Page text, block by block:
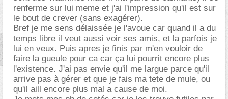
renferme sur lui meme et j'ai l'impression qu'il est sur
le bout de crever (sans exagérer).
Bref je me sens délaissée je l'avoue car quand il a du
temps libre il veut aussi voir ses amis, et la parfois je
lui en veux. Puis apres je finis par m'en vouloir de
faire la gueule pour ca car ça lui pourrit encore plus
l'existence. J'ai pas envie qu'il me largue parce qu'il
arrive pas à gérer et que je fais ma tete de mule, ou
qu'il aill encore plus mal a cause de moi.